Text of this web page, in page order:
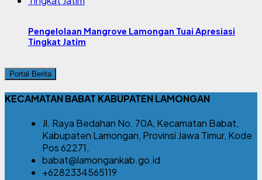
Pengelolaan Mangrove Lamongan Tuai Apresiasi
Tingkat Jatim
Portal Berita
KECAMATAN BABAT KABUPATEN LAMONGAN
Jl. Raya Bedahan No. 70A, Kecamatan Babat,
Kabupaten Lamongan, Provinsi Jawa Timur, Kode
Pos 62271,
babat@lamongankab.go.id
+6282334565119